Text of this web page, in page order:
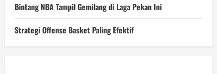
Bintang NBA Tampil Gemilang di Laga Pekan Ini
Strategi Offense Basket Paling Efektif